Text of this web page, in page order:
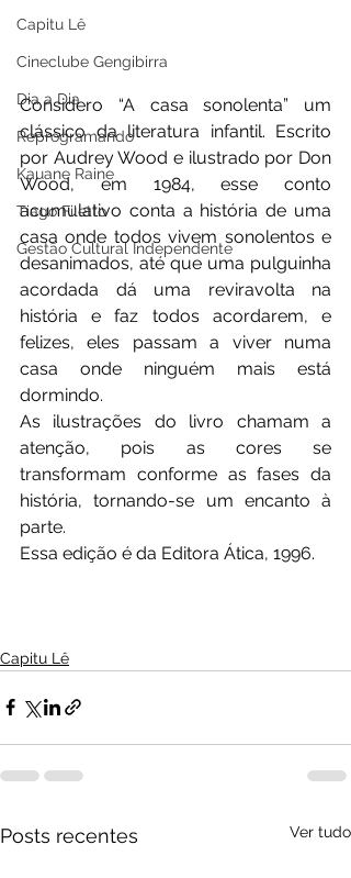
Capitu Lê
Cineclube Gengibirra
Dia a Dia
Reprogramando
Kauane Raine
Tiago Filetto
Gestão Cultural Independente
Considero “A casa sonolenta” um
clássico da literatura infantil. Escrito
por Audrey Wood e ilustrado por Don
Wood, em 1984, esse conto
acumulativo conta a história de uma
casa onde todos vivem sonolentos e
desanimados, até que uma pulguinha
acordada dá uma reviravolta na
história e faz todos acordarem, e
felizes, eles passam a viver numa
casa onde ninguém mais está
dormindo.
As ilustrações do livro chamam a
atenção, pois as cores se
transformam conforme as fases da
história, tornando-se um encanto à
parte.
Essa edição é da Editora Ática, 1996.
Capitu Lê
Posts recentes Ver tudo